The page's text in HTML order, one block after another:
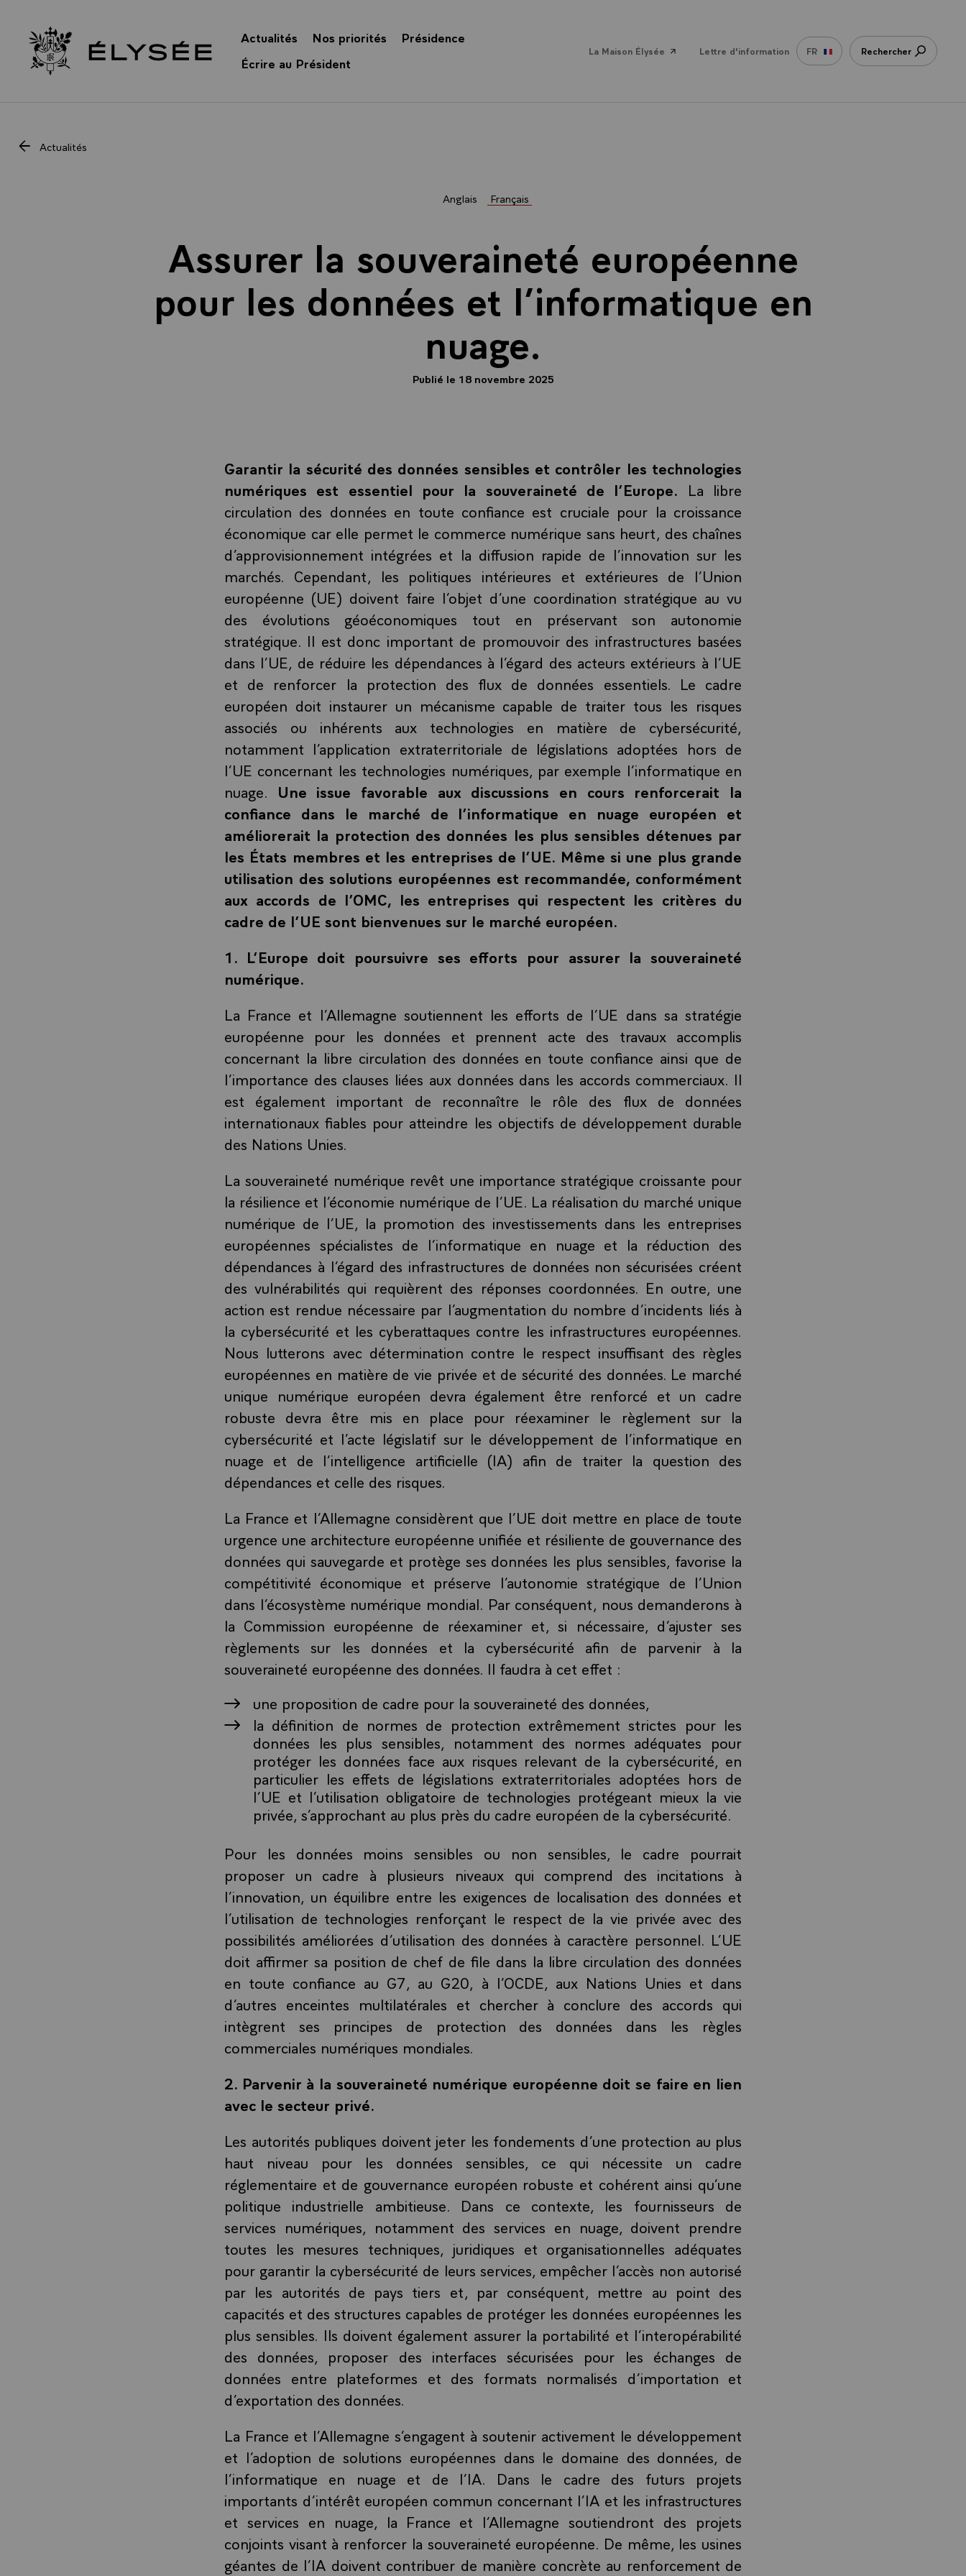
Retour à l’accueil Élysée
Actualités Nos priorités
Présidence
Écrire au Président
La Maison Élysée Lettre d'information FR Rechercher
Actualités
Anglais Français
Assurer la souveraineté européenne
pour les données et l’informatique en
nuage.
Publié le 18 novembre 2025
Garantir la sécurité des données sensibles et contrôler les technologies
numériques est essentiel pour la souveraineté de l’Europe. La libre
circulation des données en toute confiance est cruciale pour la croissance
économique car elle permet le commerce numérique sans heurt, des chaînes
d’approvisionnement intégrées et la diffusion rapide de l’innovation sur les
marchés. Cependant, les politiques intérieures et extérieures de l’Union
européenne (UE) doivent faire l’objet d’une coordination stratégique au vu
des évolutions géoéconomiques tout en préservant son autonomie
stratégique. Il est donc important de promouvoir des infrastructures basées
dans l’UE, de réduire les dépendances à l’égard des acteurs extérieurs à l’UE
et de renforcer la protection des flux de données essentiels. Le cadre
européen doit instaurer un mécanisme capable de traiter tous les risques
associés ou inhérents aux technologies en matière de cybersécurité,
notamment l’application extraterritoriale de législations adoptées hors de
l’UE concernant les technologies numériques, par exemple l’informatique en
nuage. Une issue favorable aux discussions en cours renforcerait la
confiance dans le marché de l’informatique en nuage européen et
améliorerait la protection des données les plus sensibles détenues par
les États membres et les entreprises de l’UE. Même si une plus grande
utilisation des solutions européennes est recommandée, conformément
aux accords de l’OMC, les entreprises qui respectent les critères du
cadre de l’UE sont bienvenues sur le marché européen.
1. L’Europe doit poursuivre ses efforts pour assurer la souveraineté
numérique.
La France et l’Allemagne soutiennent les efforts de l’UE dans sa stratégie
européenne pour les données et prennent acte des travaux accomplis
concernant la libre circulation des données en toute confiance ainsi que de
l’importance des clauses liées aux données dans les accords commerciaux. Il
est également important de reconnaître le rôle des flux de données
internationaux fiables pour atteindre les objectifs de développement durable
des Nations Unies.
La souveraineté numérique revêt une importance stratégique croissante pour
la résilience et l’économie numérique de l’UE. La réalisation du marché unique
numérique de l’UE, la promotion des investissements dans les entreprises
européennes spécialistes de l’informatique en nuage et la réduction des
dépendances à l’égard des infrastructures de données non sécurisées créent
des vulnérabilités qui requièrent des réponses coordonnées. En outre, une
action est rendue nécessaire par l’augmentation du nombre d’incidents liés à
la cybersécurité et les cyberattaques contre les infrastructures européennes.
Nous lutterons avec détermination contre le respect insuffisant des règles
européennes en matière de vie privée et de sécurité des données. Le marché
unique numérique européen devra également être renforcé et un cadre
robuste devra être mis en place pour réexaminer le règlement sur la
cybersécurité et l’acte législatif sur le développement de l’informatique en
nuage et de l’intelligence artificielle (IA) afin de traiter la question des
dépendances et celle des risques.
La France et l’Allemagne considèrent que l’UE doit mettre en place de toute
urgence une architecture européenne unifiée et résiliente de gouvernance des
données qui sauvegarde et protège ses données les plus sensibles, favorise la
compétitivité économique et préserve l’autonomie stratégique de l’Union
dans l’écosystème numérique mondial. Par conséquent, nous demanderons à
la Commission européenne de réexaminer et, si nécessaire, d’ajuster ses
règlements sur les données et la cybersécurité afin de parvenir à la
souveraineté européenne des données. Il faudra à cet effet :
une proposition de cadre pour la souveraineté des données,
la définition de normes de protection extrêmement strictes pour les
données les plus sensibles, notamment des normes adéquates pour
protéger les données face aux risques relevant de la cybersécurité, en
particulier les effets de législations extraterritoriales adoptées hors de
l’UE et l’utilisation obligatoire de technologies protégeant mieux la vie
privée, s’approchant au plus près du cadre européen de la cybersécurité.
Pour les données moins sensibles ou non sensibles, le cadre pourrait
proposer un cadre à plusieurs niveaux qui comprend des incitations à
l’innovation, un équilibre entre les exigences de localisation des données et
l’utilisation de technologies renforçant le respect de la vie privée avec des
possibilités améliorées d’utilisation des données à caractère personnel. L’UE
doit affirmer sa position de chef de file dans la libre circulation des données
en toute confiance au G7, au G20, à l’OCDE, aux Nations Unies et dans
d’autres enceintes multilatérales et chercher à conclure des accords qui
intègrent ses principes de protection des données dans les règles
commerciales numériques mondiales.
2. Parvenir à la souveraineté numérique européenne doit se faire en lien
avec le secteur privé.
Les autorités publiques doivent jeter les fondements d’une protection au plus
haut niveau pour les données sensibles, ce qui nécessite un cadre
réglementaire et de gouvernance européen robuste et cohérent ainsi qu’une
politique industrielle ambitieuse. Dans ce contexte, les fournisseurs de
services numériques, notamment des services en nuage, doivent prendre
toutes les mesures techniques, juridiques et organisationnelles adéquates
pour garantir la cybersécurité de leurs services, empêcher l’accès non autorisé
par les autorités de pays tiers et, par conséquent, mettre au point des
capacités et des structures capables de protéger les données européennes les
plus sensibles. Ils doivent également assurer la portabilité et l’interopérabilité
des données, proposer des interfaces sécurisées pour les échanges de
données entre plateformes et des formats normalisés d’importation et
d’exportation des données.
La France et l’Allemagne s’engagent à soutenir activement le développement
et l’adoption de solutions européennes dans le domaine des données, de
l’informatique en nuage et de l’IA. Dans le cadre des futurs projets
importants d’intérêt européen commun concernant l’IA et les infrastructures
et services en nuage, la France et l’Allemagne soutiendront des projets
conjoints visant à renforcer la souveraineté européenne. De même, les usines
géantes de l’IA doivent contribuer de manière concrète au renforcement de